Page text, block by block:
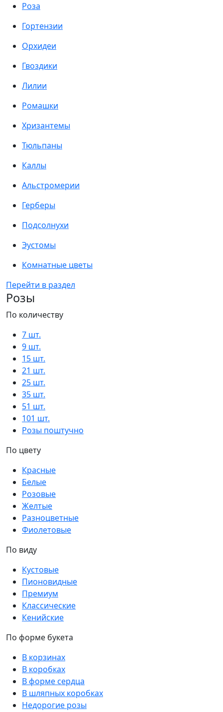
Роза
Гортензии
Орхидеи
Гвоздики
Лилии
Ромашки
Хризантемы
Тюльпаны
Каллы
Альстромерии
Герберы
Подсолнухи
Эустомы
Комнатные цветы
Перейти в раздел
Розы
По количеству
7 шт.
9 шт.
15 шт.
21 шт.
25 шт.
35 шт.
51 шт.
101 шт.
Розы поштучно
По цвету
Красные
Белые
Розовые
Желтые
Разноцветные
Фиолетовые
По виду
Кустовые
Пионовидные
Премиум
Классические
Кенийские
По форме букета
В корзинах
В коробках
В форме сердца
В шляпных коробках
Недорогие розы